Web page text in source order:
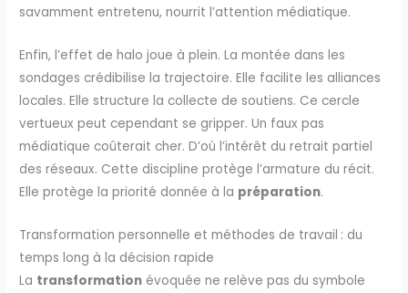
savamment entretenu, nourrit l’attention médiatique.
Enfin, l’effet de halo joue à plein. La montée dans les
sondages crédibilise la trajectoire. Elle facilite les alliances
locales. Elle structure la collecte de soutiens. Ce cercle
vertueux peut cependant se gripper. Un faux pas
médiatique coûterait cher. D’où l’intérêt du retrait partiel
des réseaux. Cette discipline protège l’armature du récit.
Elle protège la priorité donnée à la préparation.
Transformation personnelle et méthodes de travail : du
temps long à la décision rapide
La transformation évoquée ne relève pas du symbole